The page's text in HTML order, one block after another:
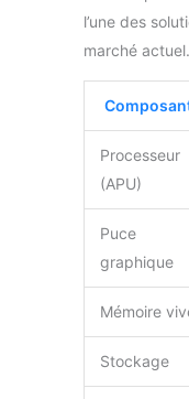
l’une des
marché actuel.
Processeur
(APU)
Puce
graphique
Mémoire
Stockage